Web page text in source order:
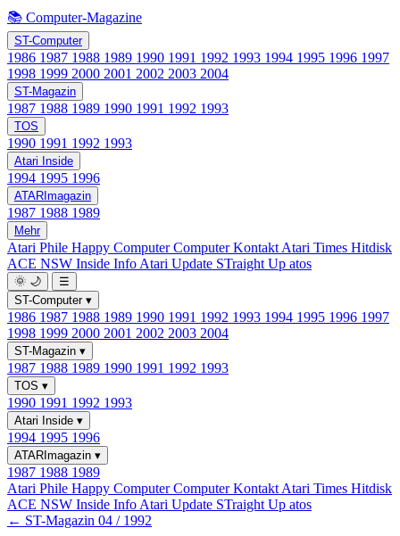
📚 Computer-Magazine
ST-Computer
1986 1987 1988 1989 1990 1991 1992 1993 1994 1995 1996 1997
1998 1999 2000 2001 2002 2003 2004
ST-Magazin
1987 1988 1989 1990 1991 1992 1993
TOS
1990 1991 1992 1993
Atari Inside
1994 1995 1996
ATARImagazin
1987 1988 1989
Mehr
Atari Phile Happy ComputerComputer Kontakt Atari Times Hitdisk
ACE NSW Inside Info Atari Update STraight Up atos
🌞 🌙
☰
ST-Computer ▾
1986 1987 1988 1989 1990 1991 1992 1993 1994 1995 1996 1997
1998 1999 2000 2001 2002 2003 2004
ST-Magazin ▾
1987 1988 1989 1990 1991 1992 1993
TOS ▾
1990 1991 1992 1993
Atari Inside ▾
1994 1995 1996
ATARImagazin ▾
1987 1988 1989
Atari Phile Happy ComputerComputer Kontakt Atari Times Hitdisk
ACE NSW Inside Info Atari Update STraight Up atos
← ST-Magazin 04 / 1992